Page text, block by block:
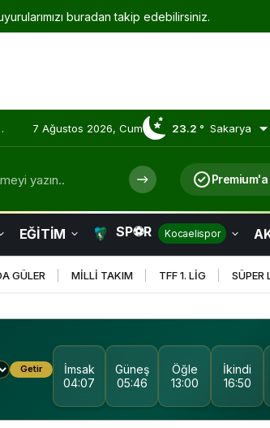
buradan takip edebilirsiniz.
7 Ağustos 2026, Cum 23.2 ° Sakarya
yazın..
EĞİTİM SP⚽R Kocaelispor
GÜLER MİLLİ TAKIM TFF 1. LİG SÜPER
Getir
İmsak
04:07
Güneş
05:46
Öğle
13:00
İkindi
16:50